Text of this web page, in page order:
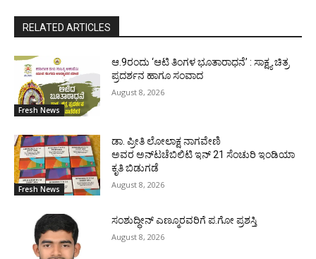
RELATED ARTICLES
Fresh News
ಆ.9ರಂದು ‘ಆಟಿ ತಿಂಗಳ ಭೂತಾರಾಧನೆ’ : ಸಾಕ್ಷ್ಯ ಚಿತ್ರ
ಪ್ರದರ್ಶನ ಹಾಗೂ ಸಂವಾದ
August 8, 2026
Fresh News
ಡಾ. ಪ್ರೀತಿ ಲೋಲಾಕ್ಷ ನಾಗವೇಣಿ
ಅವರ ಅನ್‌ಟಚೆಬಿಲಿಟಿ ಇನ್ 21 ಸೆಂಚುರಿ ಇಂಡಿಯಾ
ಕೃತಿ ಬಿಡುಗಡೆ
August 8, 2026
ಸಂಶುದ್ಧೀನ್ ಎಣ್ಮೂರವರಿಗೆ ಪ.ಗೋ ಪ್ರಶಸ್ತಿ
August 8, 2026